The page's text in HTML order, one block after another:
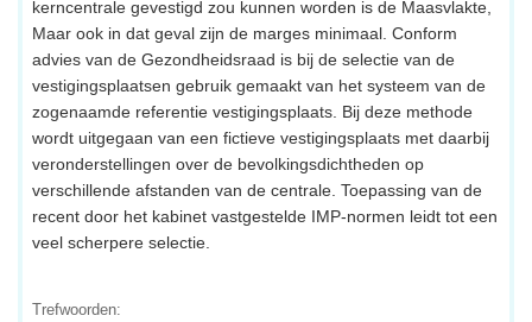
kerncentrale gevestigd zou kunnen worden is de Maasvlakte,
Maar ook in dat geval zijn de marges minimaal. Conform
advies van de Gezondheidsraad is bij de selectie van de
vestigingsplaatsen gebruik gemaakt van het systeem van de
zogenaamde referentie vestigingsplaats. Bij deze methode
wordt uitgegaan van een fictieve vestigingsplaats met daarbij
veronderstellingen over de bevolkingsdichtheden op
verschillende afstanden van de centrale. Toepassing van de
recent door het kabinet vastgestelde IMP-normen leidt tot een
veel scherpere selectie.
Trefwoorden: